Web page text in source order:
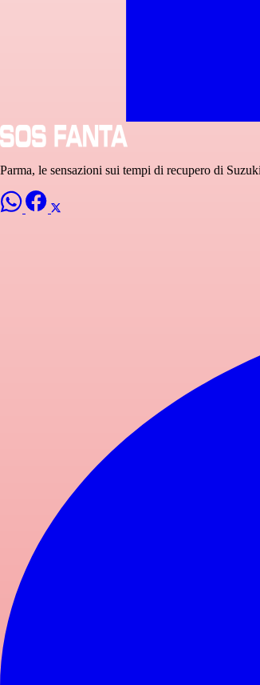
Parma, le sensazioni sui tempi di recupero di